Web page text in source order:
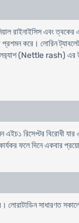
রাইনাইসিস এবং
লোরিন ট্যাবলেট
(Nettle rash) এর
রিসেপ্টর বিরােধী যার
ফলে দিনে একবার
লোরাটাডিন সাধারণত